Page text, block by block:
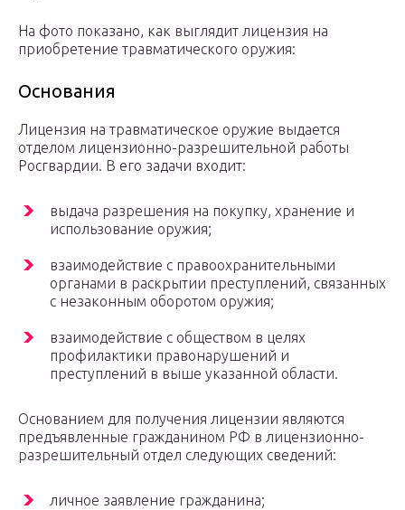
На фото показано, как выглядит лицензия на
приобретение травматического оружия:
Основания
Лицензия на травматическое оружие выдается
отделом лицензионно-разрешительной работы
Росгвардии. В его задачи входит:
выдача разрешения на покупку, хранение и
использование оружия;
взаимодействие с правоохранительными
органами в раскрытии преступлений, связанных
с незаконным оборотом оружия;
взаимодействие с обществом в целях
профилактики правонарушений и
преступлений в выше указанной области.
Основанием для получения лицензии являются
предъявленные гражданином РФ в лицензионно-
разрешительный отдел следующих сведений:
личное заявление гражданина;